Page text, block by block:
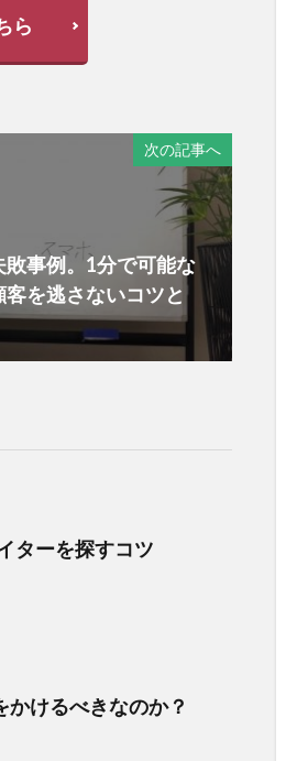
ら
次の記事へ
事例。1分で可能な
を逃さないコツと
ターを探すコツ
けるべきなのか？